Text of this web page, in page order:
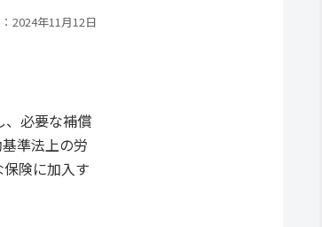
2024年11月12日
、必要な補償
準法上の労
険に加入す